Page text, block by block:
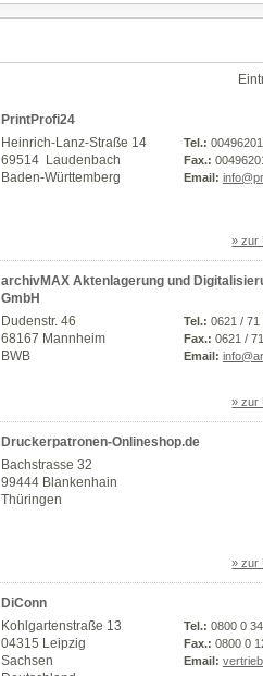
PrintProfi24
Heinrich-Lanz-Straße 14
69514 Laudenbach
Baden-Württemberg
Tel.:
Fax.:
Email:
» zur
archivMAX Aktenlagerung und
GmbH
Dudenstr. 46
68167 Mannheim
BWB
Tel.: 0621 / 71
Fax.: 0621 /
Email:
» zur
Druckerpatronen-Onlineshop.de
Bachstrasse 32
99444 Blankenhain
Thüringen
» zur
DiConn
Kohlgartenstraße 13
04315 Leipzig
Sachsen
Tel.: 0800 0
Fax.: 0800 0
Email: